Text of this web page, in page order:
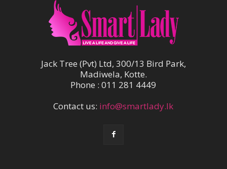
Jack Tree (Pvt) Ltd, 300/13 Bird Park,
Madiwela, Kotte.
Phone : 011 281 4449
Contact us: info@smartlady.lk